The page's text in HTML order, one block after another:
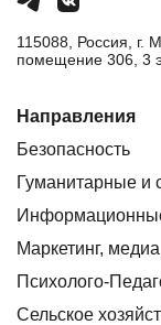
115088, Россия, г.
помещение 306, 3
Направления
Безопасность
Гуманитарные и
Маркетинг,
Психолого-
Сельское